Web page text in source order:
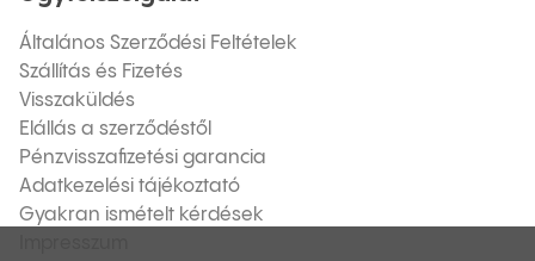
Általános Szerződési Feltételek
Szállítás és Fizetés
Visszaküldés
Elállás a szerződéstől
Pénzvisszafizetési garancia
Adatkezelési tájékoztató
Gyakran ismételt kérdések